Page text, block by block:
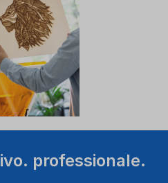
professionale.